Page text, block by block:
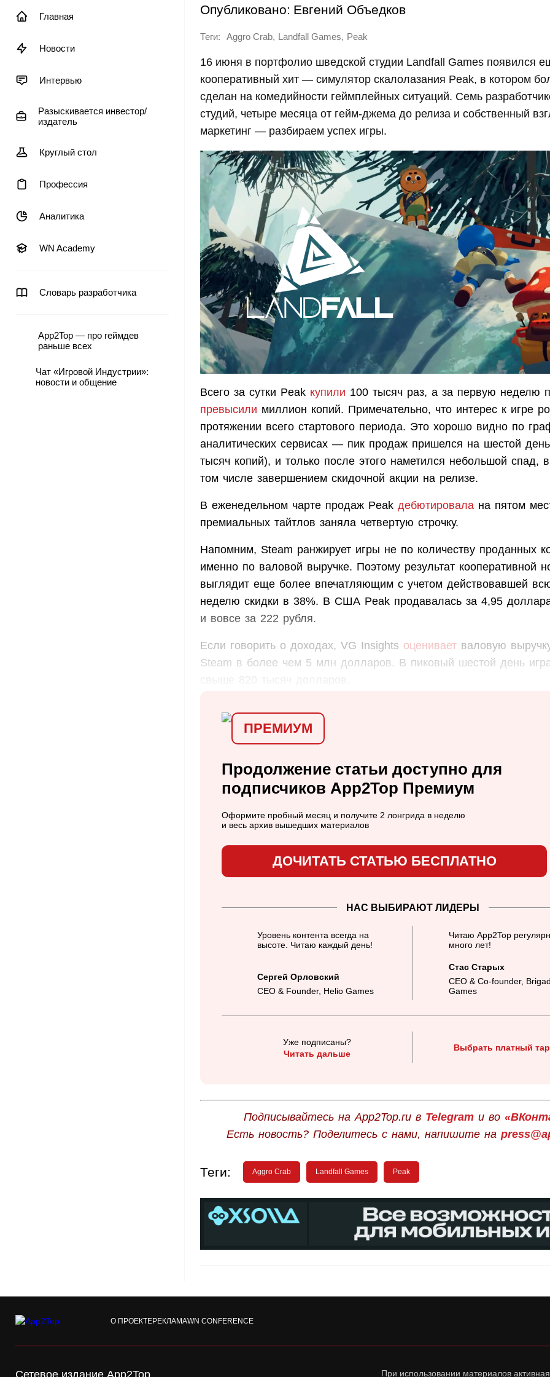
Главная
Новости
Интервью
Разыскивается инвестор/
издатель
Круглый стол
Профессия
Аналитика
WN Academy
Словарь разработчика
App2Top — про геймдев
раньше всех
Чат «Игровой Индустрии»:
новости и общение
Опубликовано: Евгений Объедков
Теги: Aggro Crab, Landfall Games, Peak
16 июня в портфолио шведской студии Landfall Games появился
кооперативный хит — симулятор скалолазания Peak, в котором
сделан на комедийности геймплейных ситуаций. Семь
студий, четыре месяца от гейм-джема до релиза и собственный
маркетинг — разбираем успех игры.
Всего за сутки Peak купили 100 тысяч раз, а за первую неделю
превысили миллион копий. Примечательно, что интерес к игре
протяжении всего стартового периода. Это хорошо видно по
аналитических сервисах — пик продаж пришелся на шестой
тысяч копий), и только после этого наметился небольшой спад,
том числе завершением скидочной акции на релизе.
В еженедельном чарте продаж Peak дебютировала на пятом
премиальных тайтлов заняла четвертую строчку.
Напомним, Steam ранжирует игры не по количеству проданных
именно по валовой выручке. Поэтому результат кооперативной
выглядит еще более впечатляющим с учетом действовавшей
неделю скидки в 38%. В США Peak продавалась за 4,95
и вовсе за 222 рубля.
Если говорить о доходах, VG Insights оценивает валовую
Steam в более чем 5 млн долларов. В пиковый шестой день
ПРЕМИУМ
Продолжение статьи доступно для
подписчиков App2Top Премиум
Оформите пробный месяц и получите 2 лонгрида в неделю
и весь архив вышедших материалов
ДОЧИТАТЬ СТАТЬЮ БЕСПЛАТНО
НАС ВЫБИРАЮТ ЛИДЕРЫ
Уровень контента всегда на
высоте. Читаю каждый день!
Сергей Орловский
CEO & Founder, Helio Games
Читаю App2Top
много лет!
Стас Старых
CEO & Co-founder,
Games
Уже подписаны?
Читать дальше
Выбрать платный
Подписывайтесь на App2Top.ru в Telegramи во
Есть новость? Поделитесь с нами, напишите на
Теги: Aggro Crab Landfall Games Peak
О ПРОЕКТЕРЕКЛАМАWN CONFERENCE
При использовании материалов